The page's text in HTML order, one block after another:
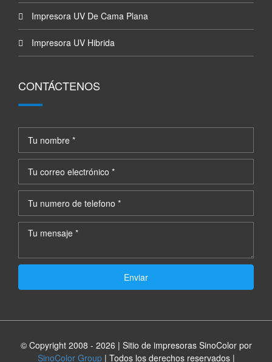
Impresora UV De Cama Plana
Impresora UV Hibrida
CONTÁCTENOS
Enviar
© Copyright 2008 - 2026 | Sitio de impresoras SinoColor por
SinoColor Group| Todos los derechos reservados |